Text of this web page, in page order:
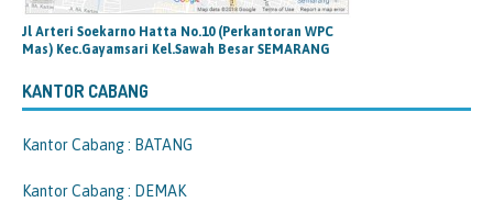
Jl Arteri Soekarno Hatta No.10 (Perkantoran WPC
Mas) Kec.Gayamsari Kel.Sawah Besar SEMARANG
KANTOR CABANG
Kantor Cabang : BATANG
Kantor Cabang : DEMAK